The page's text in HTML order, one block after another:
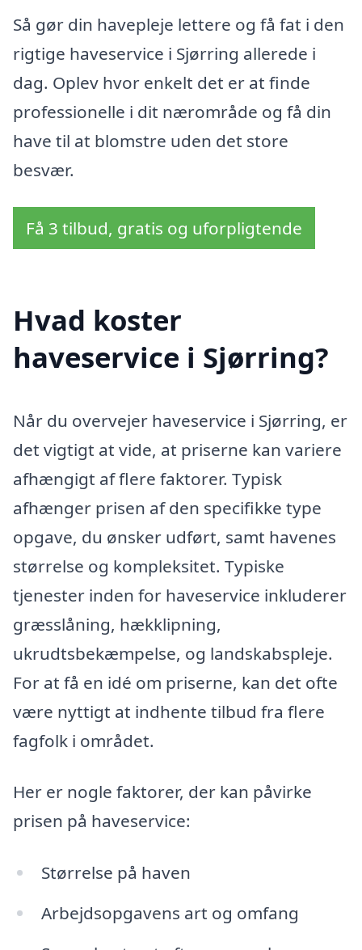
Så gør din havepleje lettere og få fat i den
rigtige haveservice i Sjørring allerede i
dag. Oplev hvor enkelt det er at finde
professionelle i dit nærområde og få din
have til at blomstre uden det store
besvær.
Få 3 tilbud, gratis og uforpligtende
Hvad koster
haveservice i Sjørring?
Når du overvejer haveservice i Sjørring, er
det vigtigt at vide, at priserne kan variere
afhængigt af flere faktorer. Typisk
afhænger prisen af den specifikke type
opgave, du ønsker udført, samt havenes
størrelse og kompleksitet. Typiske
tjenester inden for haveservice inkluderer
græsslåning, hækklipning,
ukrudtsbekæmpelse, og landskabspleje.
For at få en idé om priserne, kan det ofte
være nyttigt at indhente tilbud fra flere
fagfolk i området.
Her er nogle faktorer, der kan påvirke
prisen på haveservice:
Størrelse på haven
Arbejdsopgavens art og omfang